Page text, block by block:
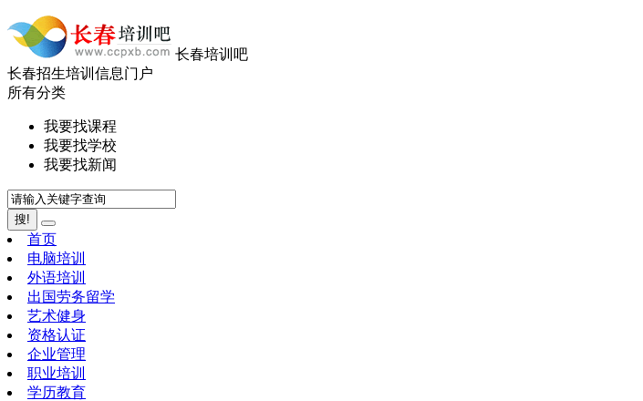
长春培训吧
长春招生培训信息门户
所有分类
我要找课程
我要找学校
我要找新闻
搜!
首页
电脑培训
外语培训
出国劳务留学
艺术健身
资格认证
企业管理
职业培训
学历教育